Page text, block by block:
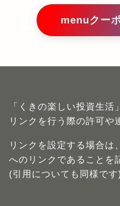
menuクー
「くきの楽しい投資生活
リンクを行う際の許可や
リンクを設定する場合
へのリンクであることを
(引用についても同様です)